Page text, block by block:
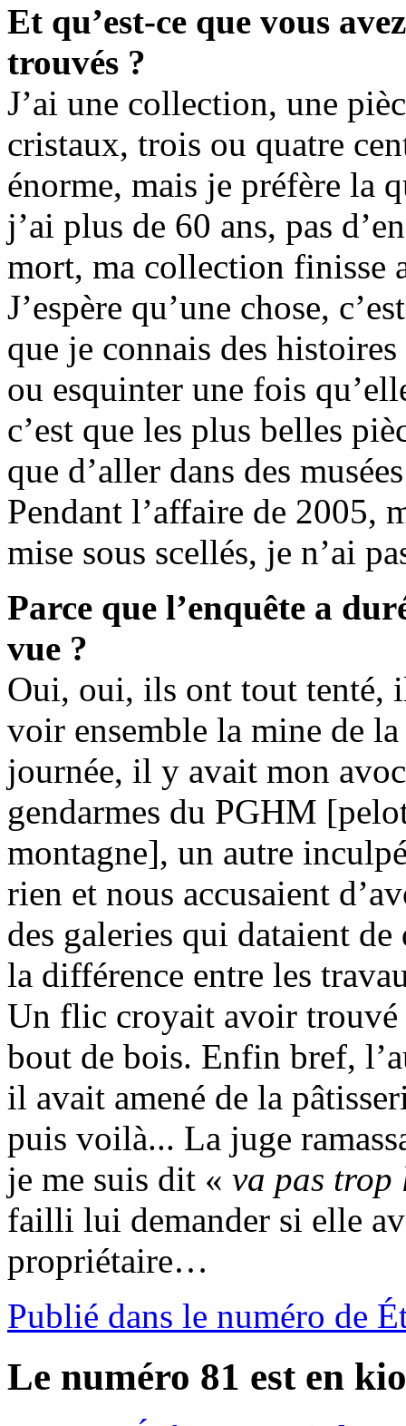
Et qu’est-ce que vous
trouvés ?
J’ai une collection, une
cristaux, trois ou quatre
énorme, mais je préfère la
j’ai plus de 60 ans, pas
mort, ma collection finisse
J’espère qu’une chose,
que je connais des
ou esquinter une fois
c’est que les plus belles
que d’aller dans des
Pendant l’affaire de 2005,
mise sous scellés, je n’ai
Parce que l’enquête a
vue ?
Oui, oui, ils ont tout tenté,
voir ensemble la mine de
journée, il y avait mon
gendarmes du PGHM
montagne], un autre
rien et nous accusaient
des galeries qui dataient
la différence entre les
Un flic croyait avoir trouvé
bout de bois. Enfin bref,
il avait amené de la
puis voilà... La juge
je me suis dit « va pas
failli lui demander si elle
propriétaire…
Publié dans le numéro de
Le numéro 81 est en